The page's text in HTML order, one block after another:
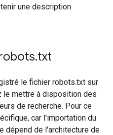
une description
.txt
le fichier robots.txt sur
le mettre à disposition des
de recherche. Pour ce
car l'importation du
dépend de l'architecture de